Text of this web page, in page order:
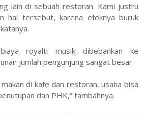
lain di sebuah restoran. Kami justru
hal tersebut, karena efeknya buruk
royalti musik dibebankan ke
jumlah pengunjung sangat besar.
di kafe dan restoran, usaha bisa
dan PHK,” tambahnya.